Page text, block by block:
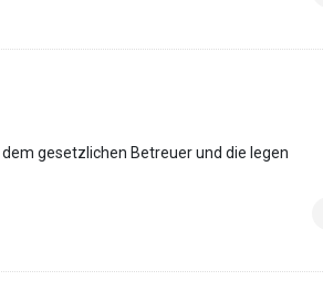
gesetzlichen Betreuer und die legen